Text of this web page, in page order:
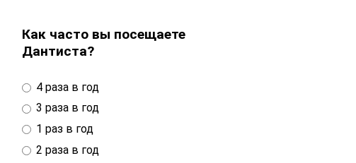
Как часто вы посещаете
Дантиста?
4 раза в год
3 раза в год
1 раз в год
2 раза в год